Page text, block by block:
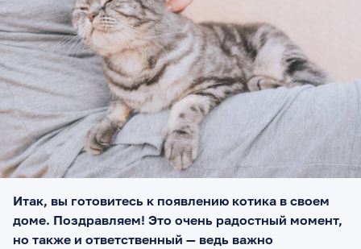
Итак, вы готовитесь к появлению котика в своем
доме. Поздравляем! Это очень радостный момент,
но также и ответственный — ведь важно